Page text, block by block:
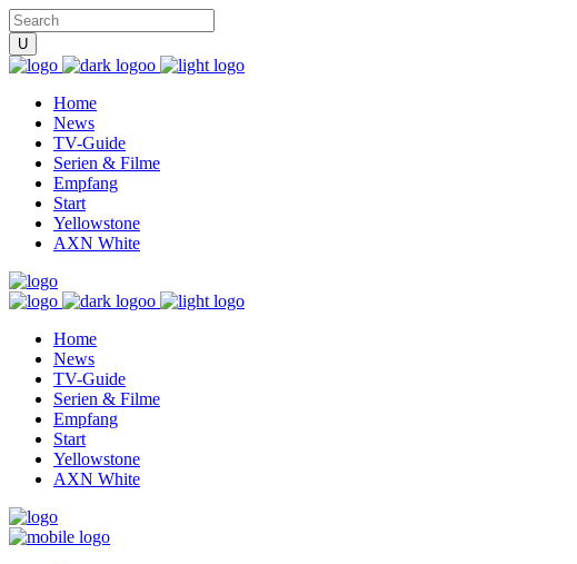
Home
News
TV-Guide
Serien & Filme
Empfang
Start
Yellowstone
AXN White
Home
News
TV-Guide
Serien & Filme
Empfang
Start
Yellowstone
AXN White